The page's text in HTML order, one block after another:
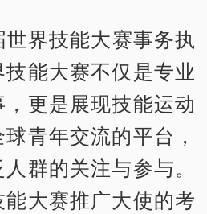
界技能大赛事务执
能大赛不仅是专业
更是展现技能运动
青年交流的平台，
群的关注与参与。
大赛推广大使的考